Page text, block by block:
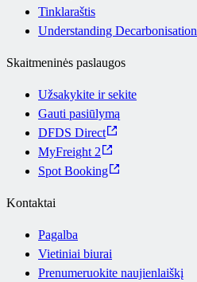
Tinklaraštis
Understanding Decarbonisation
Skaitmeninės paslaugos
Užsakykite ir sekite
Gauti pasiūlymą
DFDS Direct
MyFreight 2
Spot Booking
Kontaktai
Pagalba
Vietiniai biurai
Prenumeruokite naujienlaiškį